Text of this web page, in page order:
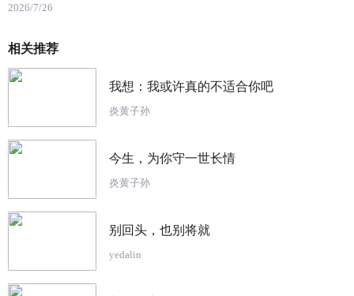
2026/7/26
相关推荐
我想：我或许真的不适合你吧
炎黄子孙
今生，为你守一世长情
炎黄子孙
别回头，也别将就
yedalin